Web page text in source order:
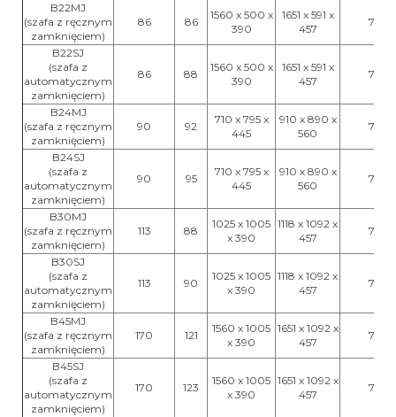
B22MJ
(szafa z ręcznym
zamknięciem)
86 86
1560 x 500 x
390
1651 x 591 x
457
75
B22SJ
(szafa z
automatycznym
zamknięciem)
86 88
1560 x 500 x
390
1651 x 591 x
457
75
B24MJ
(szafa z ręcznym
zamknięciem)
90 92
710 x 795 x
445
910 x 890 x
560
75
B24SJ
(szafa z
automatycznym
zamknięciem)
90 95
710 x 795 x
445
910 x 890 x
560
75
B30MJ
(szafa z ręcznym
zamknięciem)
113 88
1025 x 1005
x 390
1118 x 1092 x
457
75
B30SJ
(szafa z
automatycznym
zamknięciem)
113 90
1025 x 1005
x 390
1118 x 1092 x
457
75
B45MJ
(szafa z ręcznym
zamknięciem)
170 121
1560 x 1005
x 390
1651 x 1092 x
457
75
B45SJ
(szafa z
automatycznym
zamknięciem)
170 123
1560 x 1005
x 390
1651 x 1092 x
457
75